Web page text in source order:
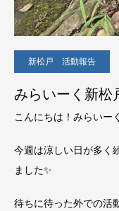
新松戸 活動報告
みらいーく新
こんにちは！みらいー
今週は涼しい日が多く
ました✨
待ちに待った外での活